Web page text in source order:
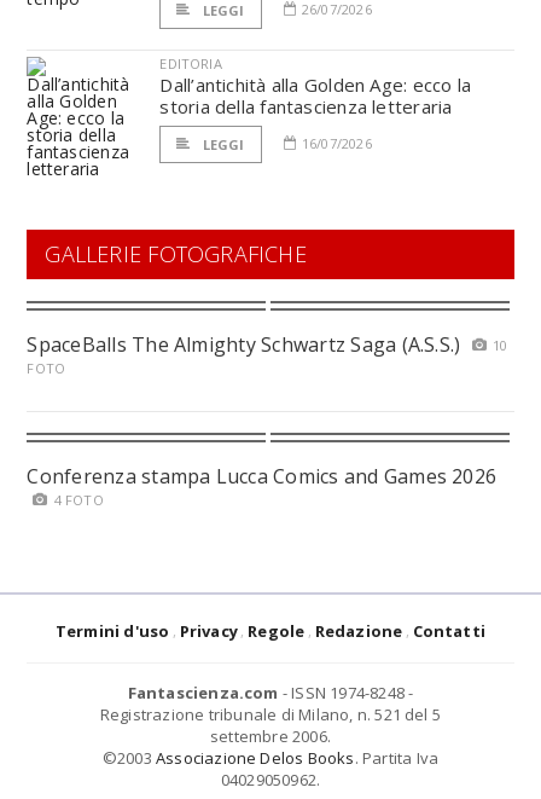
LEGGI 26/07/2026
EDITORIA
Dall’antichità alla Golden Age: ecco la
storia della fantascienza letteraria
LEGGI 16/07/2026
GALLERIE FOTOGRAFICHE
SpaceBalls The Almighty Schwartz Saga (A.S.S.)
10
FOTO
Conferenza stampa Lucca Comics and Games 2026
4 FOTO
Termini d'uso Privacy Regole Redazione Contatti
Fantascienza.com - ISSN 1974-8248 -
Registrazione tribunale di Milano, n. 521 del 5
settembre 2006.
©2003 Associazione Delos Books. Partita Iva
04029050962.